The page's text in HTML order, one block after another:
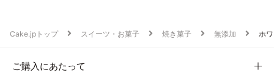
Cake.jpトップ スイーツ・お菓子 焼き菓子 無添加 ホ
ご購入にあたって